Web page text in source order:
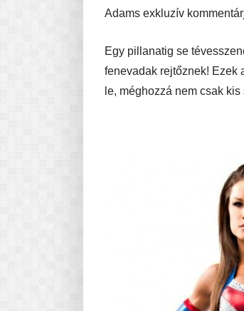
Adams exkluzív
Egy pillanatig se
fenevadak rejtőznek! Ezek
le, méghozzá nem csak